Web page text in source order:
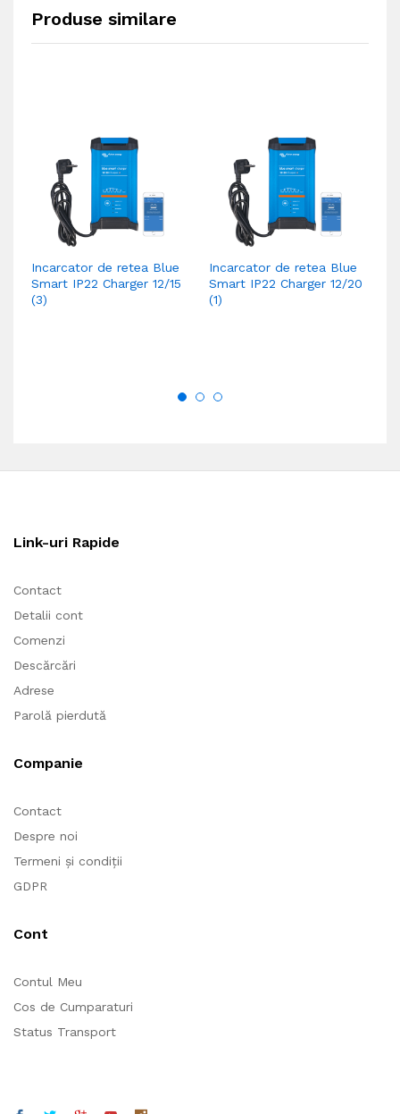
Produse similare
Incarcator de retea Blue
Smart IP22 Charger 12/15
(3)
Incarcator de retea Blue
Smart IP22 Charger 12/20
(1)
Link-uri Rapide
Contact
Detalii cont
Comenzi
Descărcări
Adrese
Parolă pierdută
Companie
Contact
Despre noi
Termeni și condiții
GDPR
Cont
Contul Meu
Cos de Cumparaturi
Status Transport